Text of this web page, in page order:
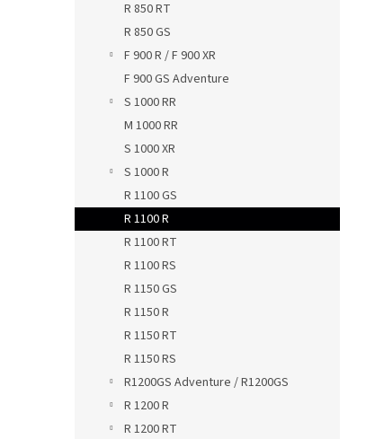
R 850 RT
R 850 GS
F 900 R / F 900 XR
F 900 GS Adventure
S 1000 RR
M 1000 RR
S 1000 XR
S 1000 R
R 1100 GS
R 1100 R
R 1100 RT
R 1100 RS
R 1150 GS
R 1150 R
R 1150 RT
R 1150 RS
R1200GS Adventure / R1200GS
R 1200 R
R 1200 RT